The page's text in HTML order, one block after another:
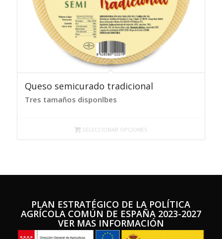
Queso semicurado tradicional
Tres tamaños disponlbes
SELECCIONAR OPCIONES
PLAN ESTRATÉGICO DE LA POLÍTICA
AGRÍCOLA COMÚN DE ESPAÑA 2023-2027
VER MAS INFORMACIÓN